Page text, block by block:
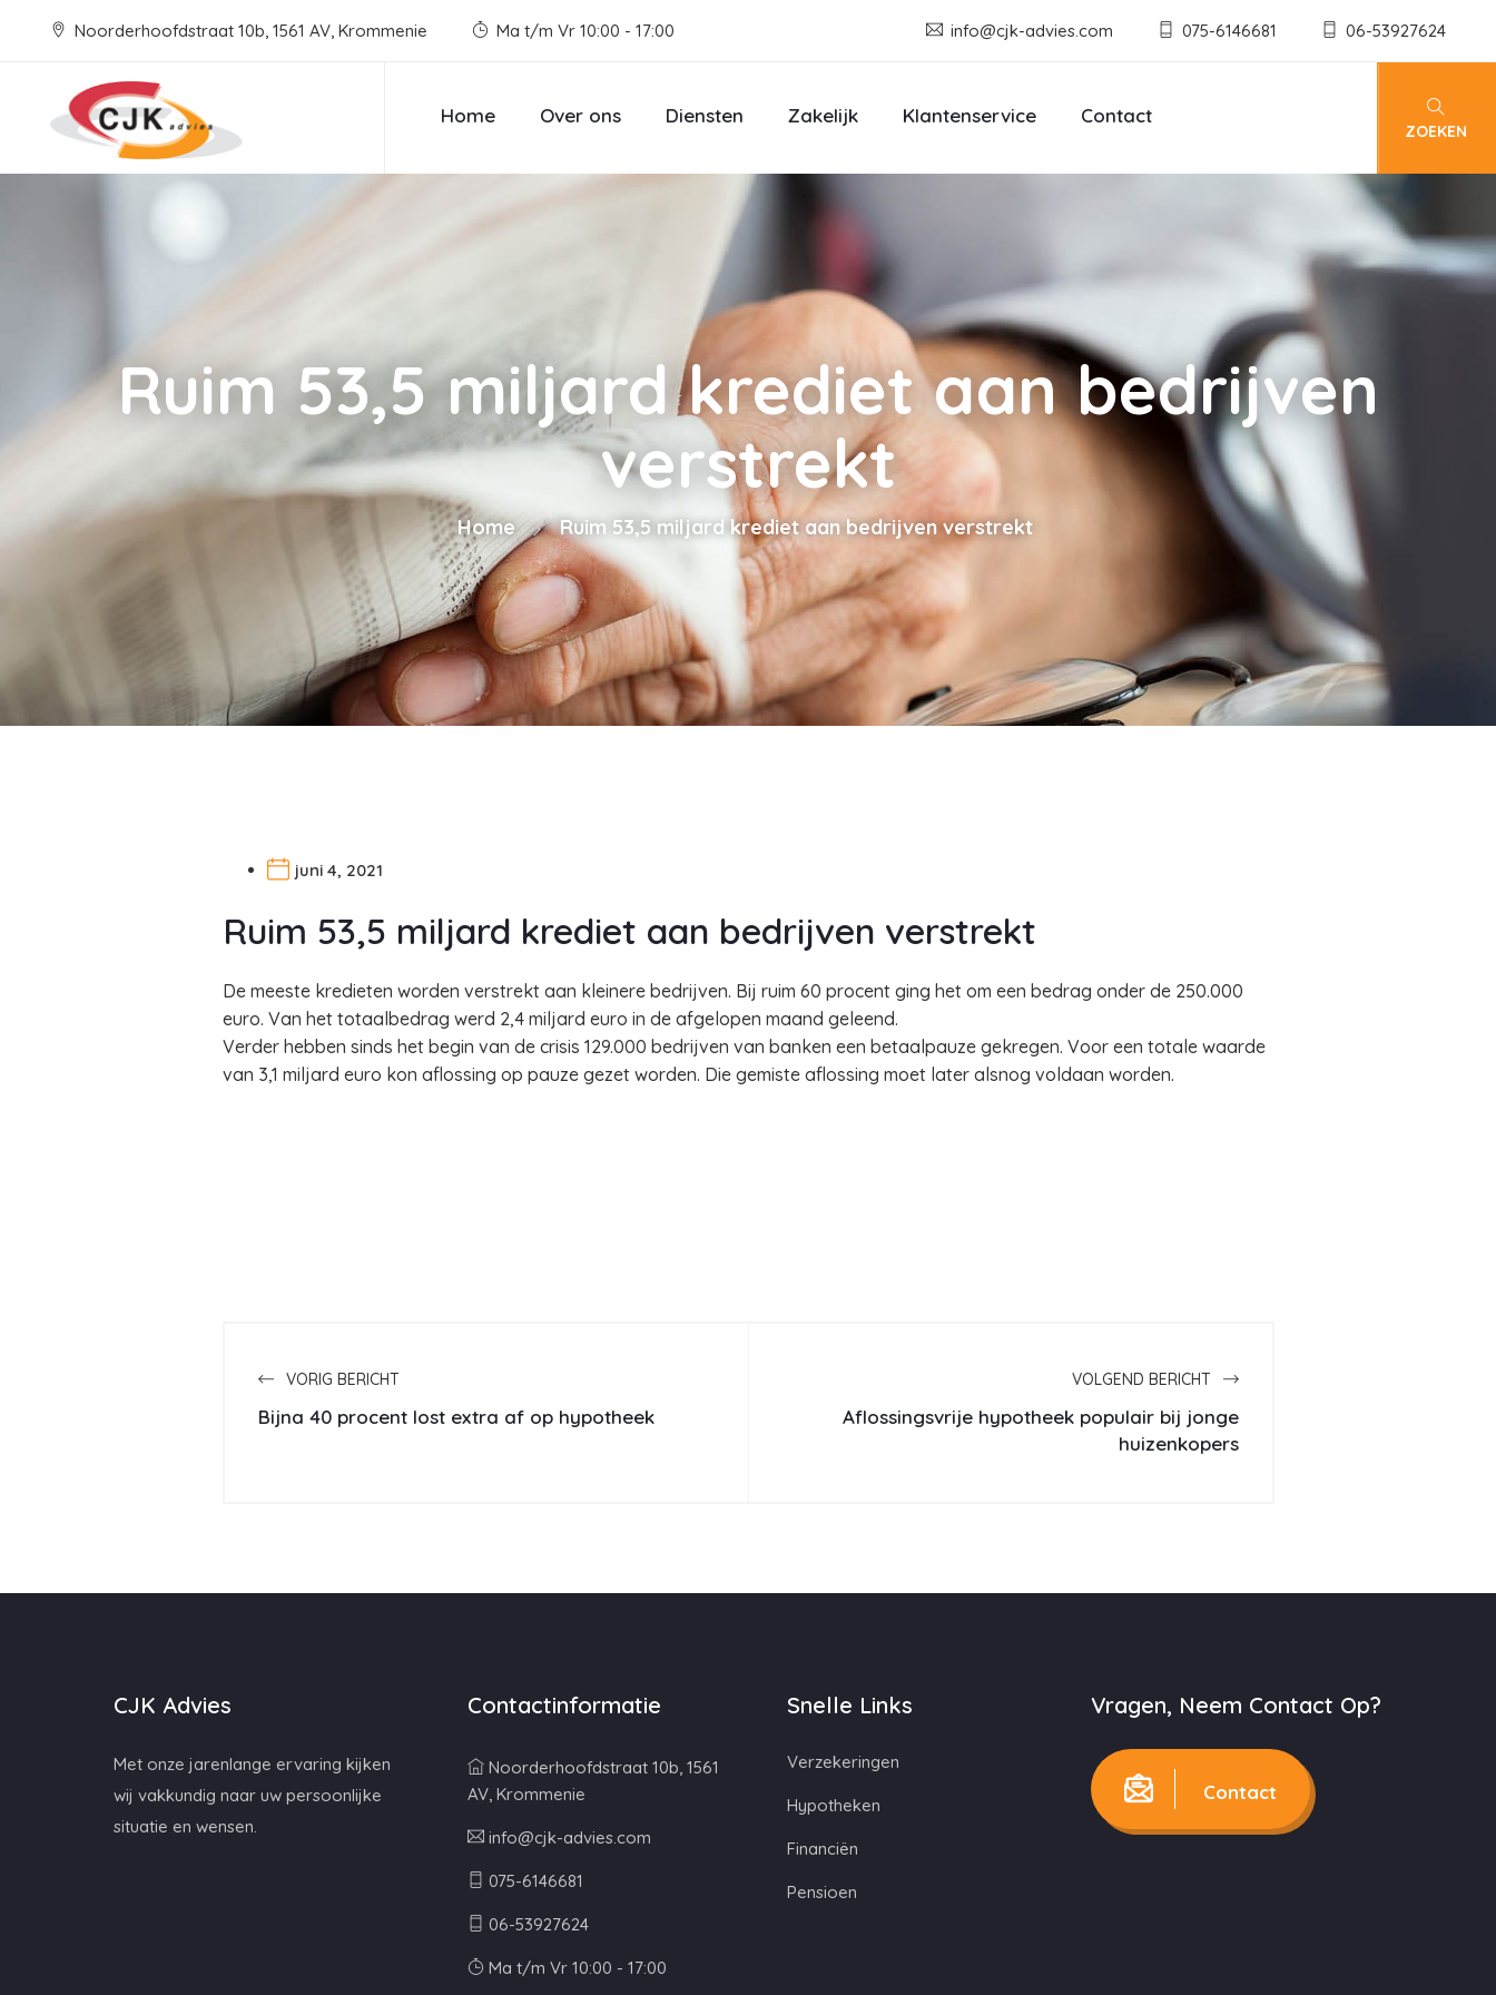
Noorderhoofdstraat 10b, 1561 AV, Krommenie Ma t/m Vr 10:00 - 17:00 info@cjk-advies.com 075-6146681 06-53927624
Home Over ons Diensten Zakelijk Klantenservice Contact
ZOEKEN
Ruim 53,5 miljard krediet aan bedrijven
verstrekt
Home Ruim 53,5 miljard krediet aan bedrijven verstrekt
juni 4, 2021
Ruim 53,5 miljard krediet aan bedrijven verstrekt
De meeste kredieten worden verstrekt aan kleinere bedrijven. Bij ruim 60 procent ging het om een bedrag onder de 250.000
euro. Van het totaalbedrag werd 2,4 miljard euro in de afgelopen maand geleend.
Verder hebben sinds het begin van de crisis 129.000 bedrijven van banken een betaalpauze gekregen. Voor een totale waarde
van 3,1 miljard euro kon aflossing op pauze gezet worden. Die gemiste aflossing moet later alsnog voldaan worden.
VORIG BERICHT
Bijna 40 procent lost extra af op hypotheek
VOLGEND BERICHT
Aflossingsvrije hypotheek populair bij jonge
huizenkopers
CJK Advies
Met onze jarenlange ervaring kijken
wij vakkundig naar uw persoonlijke
situatie en wensen.
Contactinformatie
Noorderhoofdstraat 10b, 1561
AV, Krommenie
info@cjk-advies.com
075-6146681
06-53927624
Ma t/m Vr 10:00 - 17:00
Snelle Links
Verzekeringen
Hypotheken
Financiën
Pensioen
Vragen, Neem Contact Op?
Contact